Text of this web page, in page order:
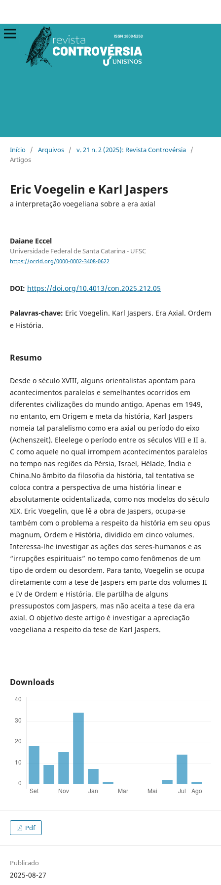
Início / Arquivos / v. 21 n. 2 (2025): Revista Controvérsia /
Artigos
Eric Voegelin e Karl Jaspers
a interpretação voegeliana sobre a era axial
Daiane Eccel
Universidade Federal de Santa Catarina - UFSC
https://orcid.org/0000-0002-3408-0622
DOI: https://doi.org/10.4013/con.2025.212.05
Palavras-chave: Eric Voegelin. Karl Jaspers. Era Axial. Ordem
e História.
Resumo
Desde o século XVIII, alguns orientalistas apontam para
acontecimentos paralelos e semelhantes ocorridos em
diferentes civilizações do mundo antigo. Apenas em 1949,
no entanto, em Origem e meta da história, Karl Jaspers
nomeia tal paralelismo como era axial ou período do eixo
(Achenszeit). Eleelege o período entre os séculos VIII e II a.
C como aquele no qual irrompem acontecimentos paralelos
no tempo nas regiões da Pérsia, Israel, Hélade, Índia e
China.No âmbito da filosofia da história, tal tentativa se
coloca contra a perspectiva de uma história linear e
absolutamente ocidentalizada, como nos modelos do século
XIX. Eric Voegelin, que lê a obra de Jaspers, ocupa-se
também com o problema a respeito da história em seu opus
magnum, Ordem e História, dividido em cinco volumes.
Interessa-lhe investigar as ações dos seres-humanos e as
“irrupções espirituais” no tempo como fenômenos de um
tipo de ordem ou desordem. Para tanto, Voegelin se ocupa
diretamente com a tese de Jaspers em parte dos volumes II
e IV de Ordem e História. Ele partilha de alguns
pressupostos com Jaspers, mas não aceita a tese da era
axial. O objetivo deste artigo é investigar a apreciação
voegeliana a respeito da tese de Karl Jaspers.
Downloads
Pdf
Publicado
2025-08-27